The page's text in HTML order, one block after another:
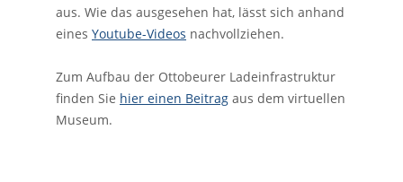
aus. Wie das ausgesehen hat, lässt sich anhand
eines Youtube-Videos nachvollziehen.
Zum Aufbau der Ottobeurer Ladeinfrastruktur
finden Sie hier einen Beitrag aus dem virtuellen
Museum.